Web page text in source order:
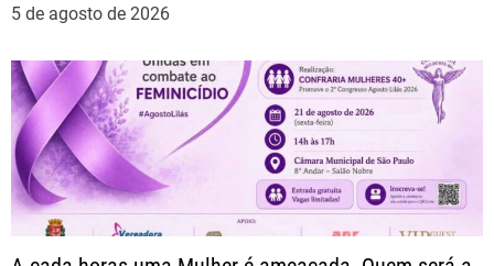
e
P
o
s
5 de agosto de 2026